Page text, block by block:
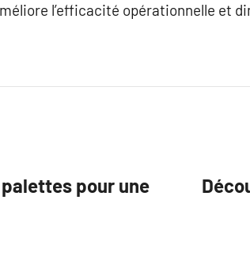
l’efficacité opérationnelle et
pour une